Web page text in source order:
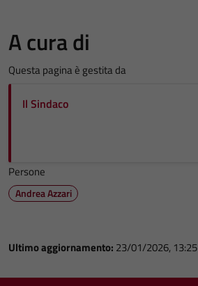
A cura di
Questa pagina è gestita da
Il Sindaco
Persone
Andrea Azzari
Ultimo aggiornamento: 23/01/2026, 13:25